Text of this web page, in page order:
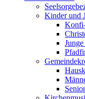
Kinder und